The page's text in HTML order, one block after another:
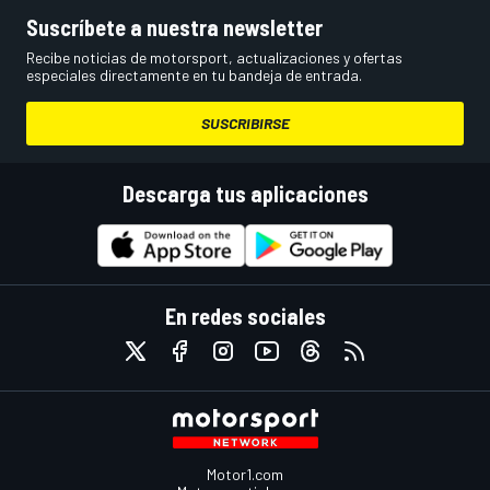
Suscríbete a nuestra newsletter
Recibe noticias de motorsport, actualizaciones y ofertas
especiales directamente en tu bandeja de entrada.
SUSCRIBIRSE
Descarga tus aplicaciones
En redes sociales
Motor1.com